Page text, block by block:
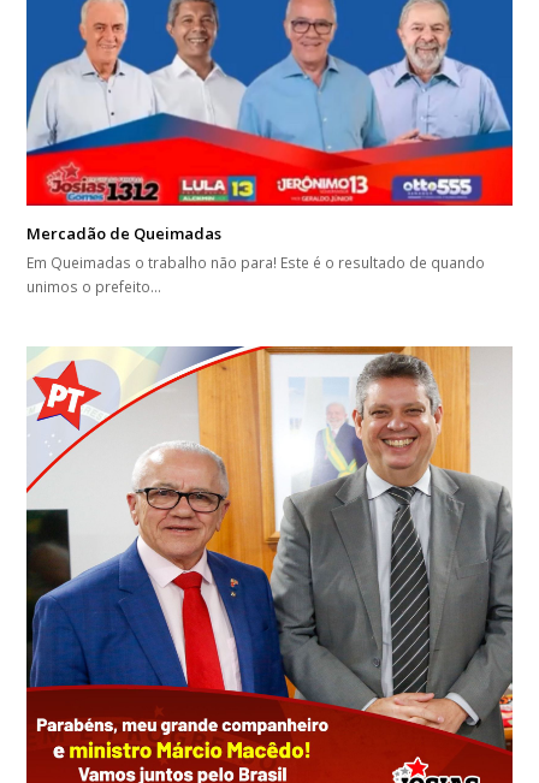
Mercadão de Queimadas
Em Queimadas o trabalho não para! Este é o resultado de quando
unimos o prefeito…